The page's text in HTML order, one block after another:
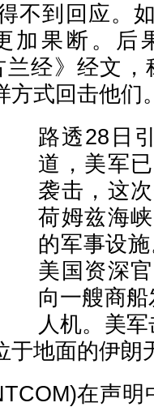
不到回应。
加果断。后
经》经文，
方式回击他们
路透28日
道，美军
袭击，这
荷姆兹海
的军事设
美国资深
向一艘商
人机。美
于地面的伊朗
在声